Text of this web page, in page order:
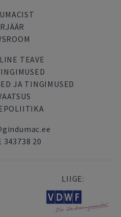
TEAVE
JA TINGIMUSED
343738 20
LIIGE: